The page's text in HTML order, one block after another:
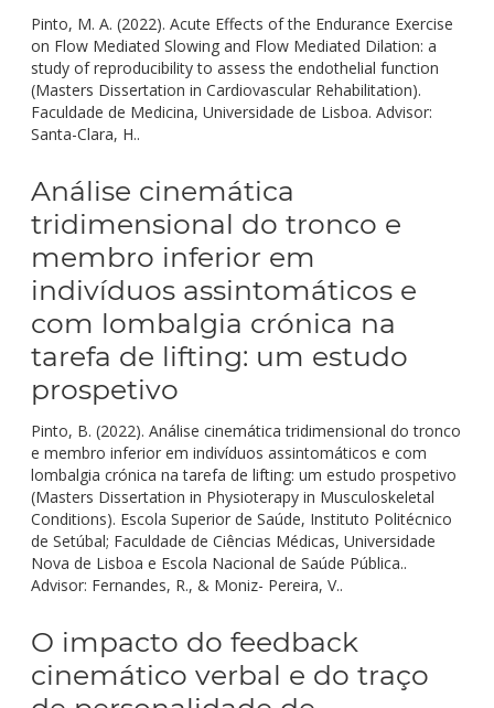
Pinto, M. A. (2022). Acute Effects of the Endurance Exercise
on Flow Mediated Slowing and Flow Mediated Dilation: a
study of reproducibility to assess the endothelial function
(Masters Dissertation in Cardiovascular Rehabilitation).
Faculdade de Medicina, Universidade de Lisboa. Advisor:
Santa-Clara, H..
Análise cinemática
tridimensional do tronco e
membro inferior em
indivíduos assintomáticos e
com lombalgia crónica na
tarefa de lifting: um estudo
prospetivo
Pinto, B. (2022). Análise cinemática tridimensional do tronco
e membro inferior em indivíduos assintomáticos e com
lombalgia crónica na tarefa de lifting: um estudo prospetivo
(Masters Dissertation in Physioterapy in Musculoskeletal
Conditions). Escola Superior de Saúde, Instituto Politécnico
de Setúbal; Faculdade de Ciências Médicas, Universidade
Nova de Lisboa e Escola Nacional de Saúde Pública..
Advisor: Fernandes, R., & Moniz- Pereira, V..
O impacto do feedback
cinemático verbal e do traço